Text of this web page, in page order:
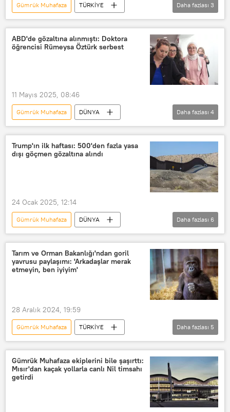
Gümrük Muhafaza
TÜRKİYE
Ticaret Bakanlığı
Esendere Sınır Kapısı
Yüksekova Devlet Hastanesi
Daha fazlası 3
ABD'de gözaltına alınmıştı: Doktora
öğrencisi Rümeysa Öztürk serbest
11 Mayıs 2025, 08:46
Gümrük Muhafaza
DÜNYA
Rümeysa Öztürk
ABD Göçmenlik ve Gümrük Muhafaza Bürosu (ICE)
Tufts Üniversitesi
ABD
Daha fazlası 4
Trump'ın ilk haftası: 500'den fazla yasa
dışı göçmen gözaltına alındı
24 Ocak 2025, 12:14
Gümrük Muhafaza
DÜNYA
Donald Trump
ABD Göçmenlik ve Gümrük Muhafaza Bürosu (ICE)
sınırdışı
Sınır güvenliği
Daha fazlası 6
Tarım ve Orman Bakanlığı'ndan goril
yavrusu paylaşımı: 'Arkadaşlar merak
etmeyin, ben iyiyim'
28 Aralık 2024, 19:59
Gümrük Muhafaza
TÜRKİYE
Türkiye
İstanbul Havalimanı
Tarım ve Orman Bakanlığı
Doğa Koruma ve Milli Parklar (DKMP)
Daha fazlası 5
Gümrük Muhafaza ekiplerini bile şaşırttı:
Mısır'dan kaçak yollarla canlı Nil timsahı
getirdi